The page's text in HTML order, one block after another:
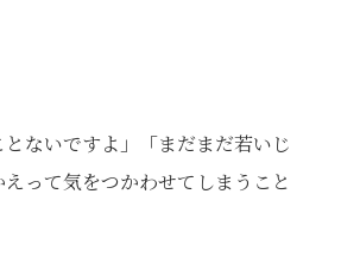
ないですよ」「まだまだ若いじ
って気をつかわせてしまうこと